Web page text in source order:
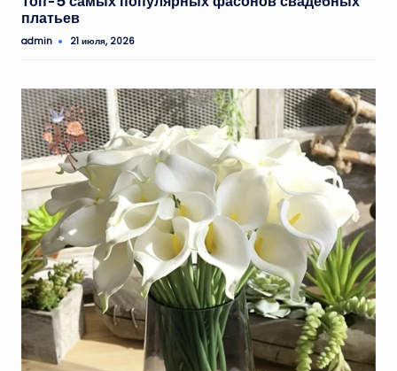
платьев
Запись
admin 21 июля, 2026